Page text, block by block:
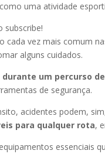
uma atividade
subscribe!
vez mais comum
alguns cuidados.
um percurso
de segurança.
acidentes podem,
para qualquer rota,
essenciais